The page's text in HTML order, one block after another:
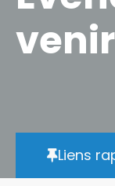
venir
Liens